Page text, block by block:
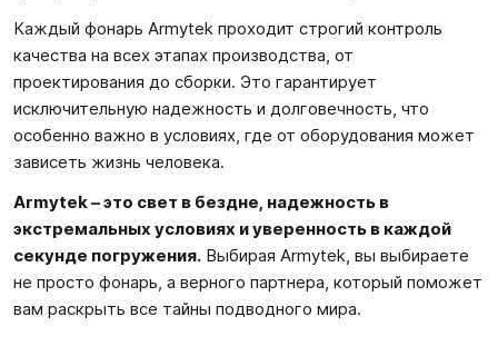
Каждый фонарь Armytek проходит строгий контроль
качества на всех этапах производства, от
проектирования до сборки. Это гарантирует
исключительную надежность и долговечность, что
особенно важно в условиях, где от оборудования может
зависеть жизнь человека.
Armytek – это свет в бездне, надежность в
экстремальных условиях и уверенность в каждой
секунде погружения. Выбирая Armytek, вы выбираете
не просто фонарь, а верного партнера, который поможет
вам раскрыть все тайны подводного мира.